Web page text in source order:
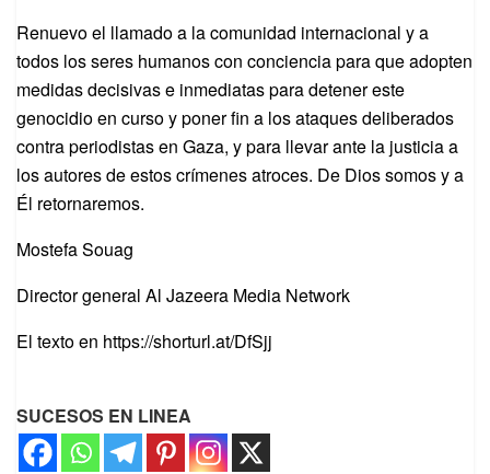
Renuevo el llamado a la comunidad internacional y a
todos los seres humanos con conciencia para que adopten
medidas decisivas e inmediatas para detener este
genocidio en curso y poner fin a los ataques deliberados
contra periodistas en Gaza, y para llevar ante la justicia a
los autores de estos crímenes atroces. De Dios somos y a
Él retornaremos.
Mostefa Souag
Director general Al Jazeera Media Network
El texto en https://shorturl.at/DfSjj
SUCESOS EN LINEA